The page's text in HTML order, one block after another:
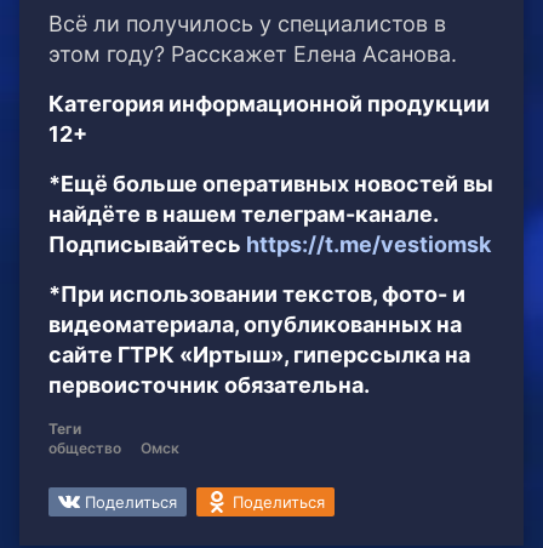
Всё ли получилось у специалистов в
этом году? Расскажет Елена Асанова.
Категория информационной продукции
12+
*Ещё больше оперативных новостей вы
найдёте в нашем телеграм-канале.
Подписывайтесь https://t.me/vestiomsk
*При использовании текстов, фото- и
видеоматериала, опубликованных на
сайте ГТРК «Иртыш», гиперссылка на
первоисточник обязательна.
Теги
общество
Омск
Поделиться Поделиться